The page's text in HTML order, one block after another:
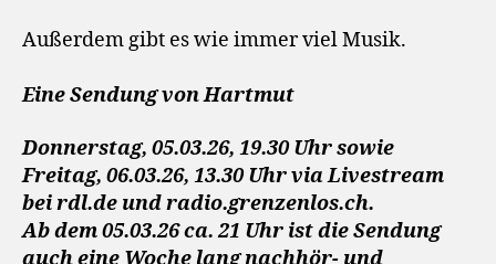
Außerdem gibt es wie immer viel Musik.
Eine Sendung von Hartmut
Donnerstag, 05.03.26, 19.30 Uhr sowie
Freitag, 06.03.26, 13.30 Uhr via Livestream
bei rdl.de und radio.grenzenlos.ch.
Ab dem 05.03.26 ca. 21 Uhr ist die Sendung
auch eine Woche lang nachhör- und